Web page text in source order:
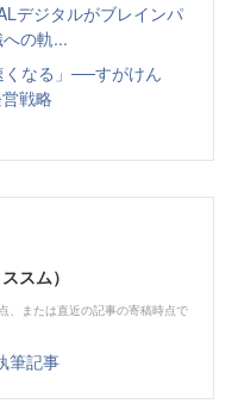
デジタルがブレインパ
の軌...
くなる」──すがけん
戦略
スム）
、または直近の記事の寄稿時点で
筆記事